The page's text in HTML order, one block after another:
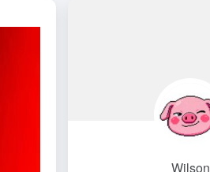
Wilson